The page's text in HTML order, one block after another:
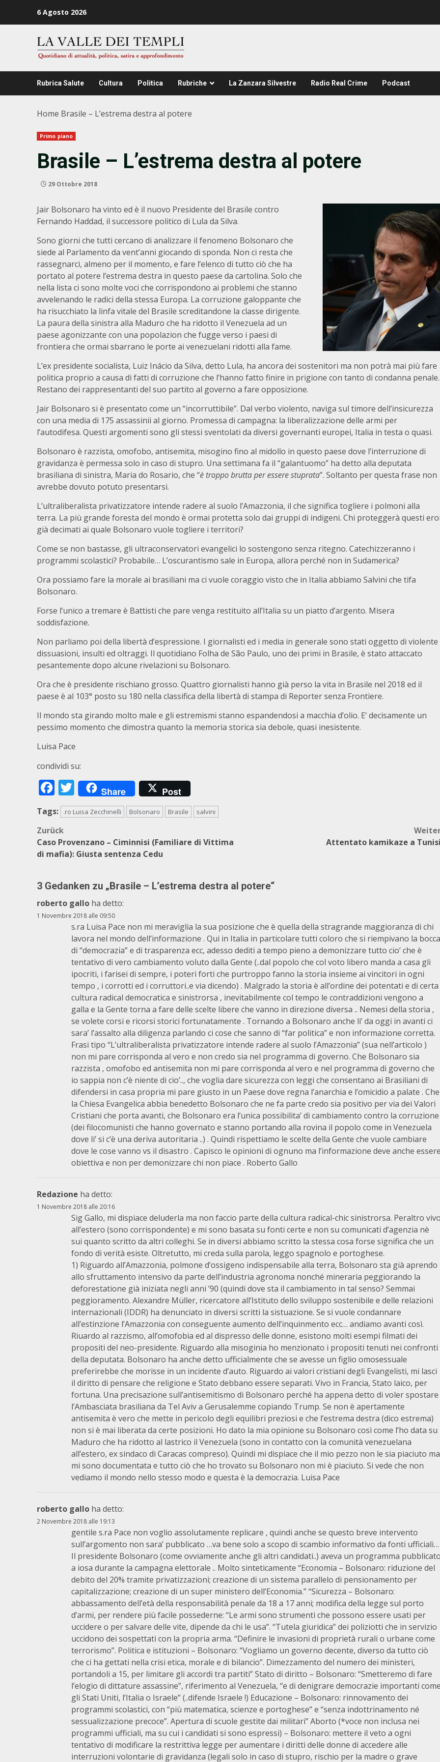
6 Agosto 2026
Rubrica Salute Cultura Politica Rubriche La Zanzara Silvestre Radio Real Crime Podcast
Home Brasile – L’estrema destra al potere
Primo piano
Brasile – L’estrema destra al potere
29 Ottobre 2018
Jair Bolsonaro ha vinto ed è il nuovo Presidente del Brasile contro
Fernando Haddad, il successore politico di Lula da Silva.
Sono giorni che tutti cercano di analizzare il fenomeno Bolsonaro che
siede al Parlamento da vent’anni giocando di sponda. Non ci resta che
rassegnarci, almeno per il momento, e fare l’elenco di tutto ciò che ha
portato al potere l’estrema destra in questo paese da cartolina. Solo che
nella lista ci sono molte voci che corrispondono ai problemi che stanno
avvelenando le radici della stessa Europa. La corruzione galoppante che
ha risucchiato la linfa vitale del Brasile screditandone la classe dirigente.
La paura della sinistra alla Maduro che ha ridotto il Venezuela ad un
paese agonizzante con una popolazion che fugge verso i paesi di
frontiera che ormai sbarrano le porte ai venezuelani ridotti alla fame.
L’ex presidente socialista, Luiz Inácio da Silva, detto Lula, ha ancora dei sostenitori ma non potrà mai più fare
politica proprio a causa di fatti di corruzione che l’hanno fatto finire in prigione con tanto di condanna penale.
Restano dei rappresentanti del suo partito al governo a fare opposizione.
Jair Bolsonaro si è presentato come un “incorruttibile”. Dal verbo violento, naviga sul timore dell’insicurezza
con una media di 175 assassinii al giorno. Promessa di campagna: la liberalizzazione delle armi per
l’autodifesa. Questi argomenti sono gli stessi sventolati da diversi governanti europei, Italia in testa o quasi.
Bolsonaro è razzista, omofobo, antisemita, misogino fino al midollo in questo paese dove l’interruzione di
gravidanza è permessa solo in caso di stupro. Una settimana fa il “galantuomo” ha detto alla deputata
brasiliana di sinistra, Maria do Rosario, che “è troppo brutta per essere stuprata”. Soltanto per questa frase non
avrebbe dovuto potuto presentarsi.
L’ultraliberalista privatizzatore intende radere al suolo l’Amazzonia, il che significa togliere i polmoni alla
terra. La più grande foresta del mondo è ormai protetta solo dai gruppi di indigeni. Chi proteggerà questi
già decimati ai quale Bolsonaro vuole togliere i territori?
Come se non bastasse, gli ultraconservatori evangelici lo sostengono senza ritegno. Catechizzeranno i
programmi scolastici? Probabile… L’oscurantismo sale in Europa, allora perché non in Sudamerica?
Ora possiamo fare la morale ai brasiliani ma ci vuole coraggio visto che in Italia abbiamo Salvini che tifa
Bolsonaro.
Forse l’unico a tremare è Battisti che pare venga restituito all’Italia su un piatto d’argento. Misera
soddisfazione.
Non parliamo poi della libertà d’espressione. I giornalisti ed i media in generale sono stati oggetto di violente
dissuasioni, insulti ed oltraggi. Il quotidiano Folha de São Paulo, uno dei primi in Brasile, è stato attaccato
pesantemente dopo alcune rivelazioni su Bolsonaro.
Ora che è presidente rischiano grosso. Quattro giornalisti hanno già perso la vita in Brasile nel 2018 ed il
paese è al 103° posto su 180 nella classifica della libertà di stampa di Reporter senza Frontiere.
Il mondo sta girando molto male e gli estremismi stanno espandendosi a macchia d’olio. E’ decisamente un
pessimo momento che dimostra quanto la memoria storica sia debole, quasi inesistente.
Luisa Pace
condividi su:
Facebook
Twitter
Share Post
Tags: .ro Luisa Zecchinelli Bolsonaro Brasile salvini
Beitragsnavigation
Zurück
Caso Provenzano – Ciminnisi (Familiare di Vittima
di mafia): Giusta sentenza Cedu
Attentato kamikaze a
3 Gedanken zu „Brasile – L’estrema destra al potere“
roberto gallo ha detto:
1 Novembre 2018 alle 09:50
s.ra Luisa Pace non mi meraviglia la sua posizione che è quella della stragrande maggioranza di chi
lavora nel mondo dell’informazione . Qui in Italia in particolare tutti coloro che si riempivano la bocca
di “democrazia” e di trasparenza ecc, adesso dediti a tempo pieno a demonizzare tutto cio’ che è
tentativo di vero cambiamento voluto dalla Gente (..dal popolo che col voto libero manda a casa gli
ipocriti, i farisei di sempre, i poteri forti che purtroppo fanno la storia insieme ai vincitori in ogni
tempo , i corrotti ed i corruttori..e via dicendo) . Malgrado la storia è all’ordine dei potentati e di certa
cultura radical democratica e sinistrorsa , inevitabilmente col tempo le contraddizioni vengono a
galla e la Gente torna a fare delle scelte libere che vanno in direzione diversa .. Nemesi della storia ,
se volete corsi e ricorsi storici fortunatamente . Tornando a Bolsonaro anche li’ da oggi in avanti ci
sara’ l’assalto alla diligenza parlando ci cose che sanno di “far politica” e non informazione corretta.
Frasi tipo “L’ultraliberalista privatizzatore intende radere al suolo l’Amazzonia” (sua nell’articolo )
non mi pare corrisponda al vero e non credo sia nel programma di governo. Che Bolsonaro sia
razzista , omofobo ed antisemita non mi pare corrisponda al vero e nel programma di governo che
io sappia non c’è niente di cio’.., che voglia dare sicurezza con leggi che consentano ai Brasiliani di
difendersi in casa propria mi pare giusto in un Paese dove regna l’anarchia e l’omicidio a palate . Che
la Chiesa Evangelica abbia benedetto Bolsonaro che ne fa parte credo sia positivo per via dei Valori
Cristiani che porta avanti, che Bolsonaro era l’unica possibilita’ di cambiamento contro la corruzione
(dei filocomunisti che hanno governato e stanno portando alla rovina il popolo come in Venezuela
dove li’ si c’è una deriva autoritaria ..) . Quindi rispettiamo le scelte della Gente che vuole cambiare
dove le cose vanno vs il disastro . Capisco le opinioni di ognuno ma l’informazione deve anche
obiettiva e non per demonizzare chi non piace . Roberto Gallo
Redazione ha detto:
1 Novembre 2018 alle 20:16
Sig Gallo, mi dispiace deluderla ma non faccio parte della cultura radical-chic sinistrorsa. Peraltro
all’estero (sono corrispondente) e mi sono basata su fonti certe e non su comunicati d’agenzia nè
sui quanto scritto da altri colleghi. Se in diversi abbiamo scritto la stessa cosa forse significa che un
fondo di verità esiste. Oltretutto, mi creda sulla parola, leggo spagnolo e portoghese.
1) Riguardo all’Amazzonia, polmone d’ossigeno indispensabile alla terra, Bolsonaro sta già aprendo
allo sfruttamento intensivo da parte dell’industria agronoma nonché mineraria peggiorando la
deforestatione già iniziata negli anni ’90 (quindi dove sta il cambiamento in tal senso? Semmai
peggioramento. Alexandre Müller, ricercatore all’Istituto dello sviluppo sostenibile e delle relazioni
internazionali (IDDR) ha denunciato in diversi scritti la sistuazione. Se si vuole condannare
all’estinzione l’Amazzonia con conseguente aumento dell’inquinmento ecc… andiamo avanti così.
Riuardo al razzismo, all’omofobia ed al dispresso delle donne, esistono molti esempi filmati dei
propositi del neo-presidente. Riguardo alla misoginia ho menzionato i propositi tenuti nei confronti
della deputata. Bolsonaro ha anche detto ufficialmente che se avesse un figlio omosessuale
preferirebbe che morisse in un incidente d’auto. Riguardo ai valori cristiani degli Evangelisti, mi lasci
il diritto di pensare che religione e Stato debbano essere separati. Vivo in Francia, Stato laico, per
fortuna. Una precisazione sull’antisemitismo di Bolsonaro perché ha appena detto di voler spostare
l’Ambasciata brasiliana da Tel Aviv a Gerusalemme copiando Trump. Se non è apertamente
antisemita è vero che mette in pericolo degli equilibri preziosi e che l’estrema destra (dico estrema)
non si è mai liberata da certe posizioni. Ho dato la mia opinione su Bolsonaro così come l’ho data su
Maduro che ha ridotto al lastrico il Venezuela (sono in contatto con la comunità venezuelana
all’estero, ex sindaco di Caracas compreso). Quindi mi dispiace che il mio pezzo non le sia piaciuto ma
mi sono documentata e tutto ciò che ho trovato su Bolsonaro non mi è piaciuto. Si vede che non
vediamo il mondo nello stesso modo e questa è la democrazia. Luisa Pace
roberto gallo ha detto:
2 Novembre 2018 alle 19:13
gentile s.ra Pace non voglio assolutamente replicare , quindi anche se questo breve intervento
sull’argomento non sara’ pubblicato …va bene solo a scopo di scambio informativo da fonti ufficiali…
Il presidente Bolsonaro (come ovviamente anche gli altri candidati..) aveva un programma
a iosa durante la campagna elettorale .. Molto sinteticamente “Economia – Bolsonaro: riduzione del
debito del 20% tramite privatizzazioni; creazione di un sistema parallelo di pensionamento per
capitalizzazione; creazione di un super ministero dell’Economia.” “Sicurezza – Bolsonaro:
abbassamento dell’età della responsabilità penale da 18 a 17 anni; modifica della legge sul porto
d’armi, per rendere più facile possederne: “Le armi sono strumenti che possono essere usati per
uccidere o per salvare delle vite, dipende da chi le usa”. “Tutela giuridica” dei poliziotti che in servizio
uccidono dei sospettati con la propria arma. “Definire le invasioni di proprietà rurali o urbane come
terrorismo”. Politica e istituzioni – Bolsonaro: “Vogliamo un governo decente, diverso da tutto ciò
che ci ha gettati nella crisi etica, morale e di bilancio”. Dimezzamento del numero dei ministeri,
portandoli a 15, per limitare gli accordi tra partiti” Stato di diritto – Bolsonaro: “Smetteremo di fare
l’elogio di dittature assassine”, riferimento al Venezuela, “e di denigrare democrazie importanti
gli Stati Uniti, l’Italia o Israele” (..difende Israele !) Educazione – Bolsonaro: rinnovamento dei
programmi scolastici, con “più matematica, scienze e portoghese” e “senza indottrinamento né
sessualizzazione precoce”. Apertura di scuole gestite dai militari” Aborto (*voce non inclusa nei
programmi ufficiali, ma su cui i candidati si sono espressi) – Bolsonaro: mettere il veto a ogni
tentativo di modificare la restrittiva legge per aumentare i diritti delle donne di accedere alle
interruzioni volontarie di gravidanza (legali solo in caso di stupro, rischio per la madre o grave